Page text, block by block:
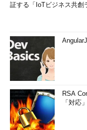
証する「IoTビジネス共創
RSA
「対応